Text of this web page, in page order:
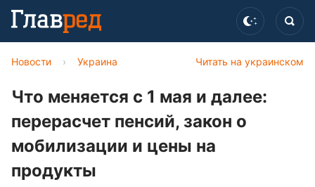
Читать на украинском
Новости › Украина
Что меняется с 1 мая и далее:
перерасчет пенсий, закон о
мобилизации и цены на
продукты